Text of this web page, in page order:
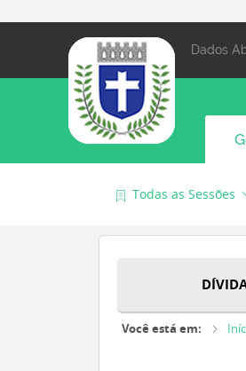
Dados
Todas as Sessões
Você está em: